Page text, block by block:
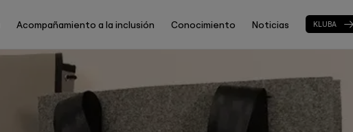
Main
Acompañamiento a la inclusión Conocimiento Noticias KLUBA